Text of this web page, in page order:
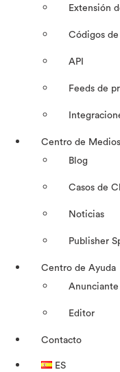
Extensión
Códigos
API
Feeds de
Centro de Medios
Blog
Casos de
Noticias
Publisher
Centro de Ayuda
Anunciante
Editor
Contacto
ES